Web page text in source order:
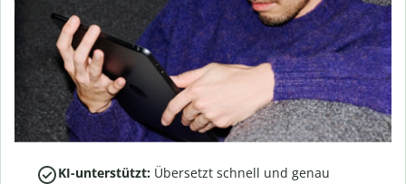
KI-unterstützt: Übersetzt schnell und genau